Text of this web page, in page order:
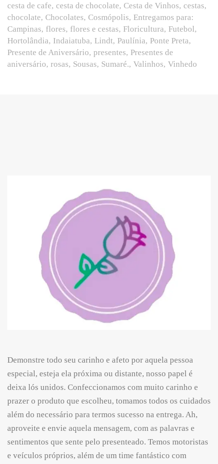
cesta de cafe cesta de chocolate Cesta de Vinhos cestas
chocolate Chocolates Cosmópolis Entregamos para:
Campinas flores flores e cestas Floricultura Futebol
Hortolândia Indaiatuba Lindt Paulínia Ponte Preta
Presente de Aniversário presentes Presentes de
aniversário rosas Sousas Sumaré. Valinhos Vinhedo
Demonstre todo seu carinho e afeto por aquela pessoa
especial, esteja ela próxima ou distante, nosso papel é
deixa lós unidos. Confeccionamos com muito carinho e
prazer o produto que escolheu, tomamos todos os cuidados
além do necessário para termos sucesso na entrega. Ah,
aproveite e envie aquela mensagem, com as palavras e
sentimentos que sente pelo presenteado. Temos motoristas
e veículos próprios, além de um time fantástico com